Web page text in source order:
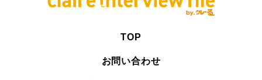
TOP
お問い合わせ